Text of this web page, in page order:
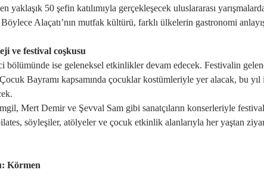
yaklaşık 50 şefin katılımıyla gerçekleşecek uluslararası
Alaçatı’nın mutfak kültürü, farklı ülkelerin gastronomi
ve festival coşkusu
bölümünde ise geleneksel etkinlikler devam edecek. Festivalin
Bayramı kapsamında çocuklar kostümleriyle yer alacak, bu yıl
Mert Demir ve Şevval Sam gibi sanatçıların konserleriyle festival
söyleşiler, atölyeler ve çocuk etkinlik alanlarıyla her yaştan
Körmen